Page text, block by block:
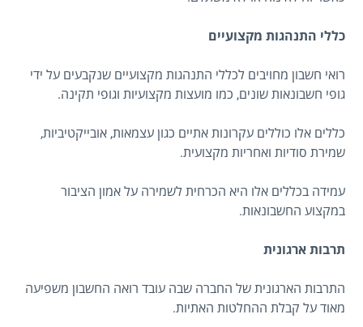
כללי התנהגות מקצועיים
רואי חשבון מחויבים לכללי התנהגות מקצועיים שנקבעים על ידי
גופי חשבונאות שונים, כמו מועצות מקצועיות וגופי תקינה.
כללים אלו כוללים עקרונות אתיים כגון עצמאות, אובייקטיביות,
שמירת סודיות ואחריות מקצועית.
עמידה בכללים אלו היא הכרחית לשמירה על אמון הציבור
במקצוע החשבונאות.
תרבות ארגונית
התרבות הארגונית של החברה שבה עובד רואה החשבון משפיעה
מאוד על קבלת ההחלטות האתיות.